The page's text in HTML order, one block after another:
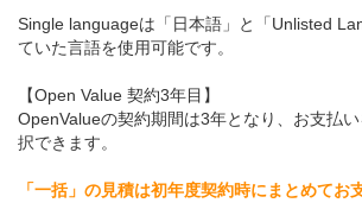
Single languageは「日本語」と「Unlisted
ていた言語を使用可能です。
【Open Value 契約3年目】
OpenValueの契約期間は3年となり、お支払
択できます。
「一括」の見積は初年度契約時にまとめてお